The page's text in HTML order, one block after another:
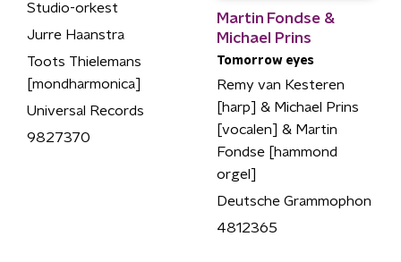
Studio-orkest
Jurre Haanstra
Toots Thielemans
[mondharmonica]
Universal Records
9827370
Martin Fondse &
Michael Prins
Tomorrow eyes
Remy van Kesteren
[harp] & Michael Prins
[vocalen] & Martin
Fondse [hammond
orgel]
Deutsche Grammophon
4812365